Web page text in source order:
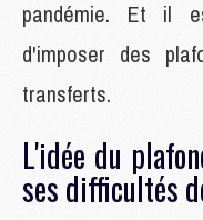
pandémie. Et il
d'imposer des
transferts.
L'idée du
ses difficultés